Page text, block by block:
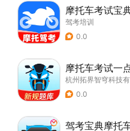
摩托车考试宝
驾考培训
0.0
摩托车考试一
杭州拓界智穹科技
0.0
驾考宝典摩托